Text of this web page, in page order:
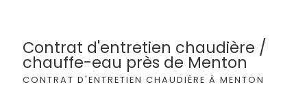
Contrat d'entretien chaudière /
chauffe-eau près de Menton
CONTRAT D'ENTRETIEN CHAUDIÈRE À MENTON